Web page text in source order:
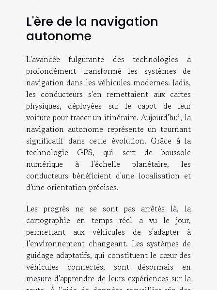
L'ère de la navigation
autonome
L'avancée fulgurante des technologies a
profondément transformé les systèmes de
navigation dans les véhicules modernes. Jadis,
les conducteurs s'en remettaient aux cartes
physiques, déployées sur le capot de leur
voiture pour tracer un itinéraire. Aujourd'hui, la
navigation autonome représente un tournant
significatif dans cette évolution. Grâce à la
technologie GPS, qui sert de boussole
numérique à l'échelle planétaire, les
conducteurs bénéficient d'une localisation et
d'une orientation précises.
Les progrès ne se sont pas arrêtés là, la
cartographie en temps réel a vu le jour,
permettant aux véhicules de s'adapter à
l'environnement changeant. Les systèmes de
guidage adaptatifs, qui constituent le cœur des
véhicules connectés, sont désormais en
mesure d'apprendre de leurs expériences sur la